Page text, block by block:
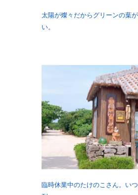
太陽が燦々だからグリーンの葉
い。
臨時休業中のたけのこさん。い